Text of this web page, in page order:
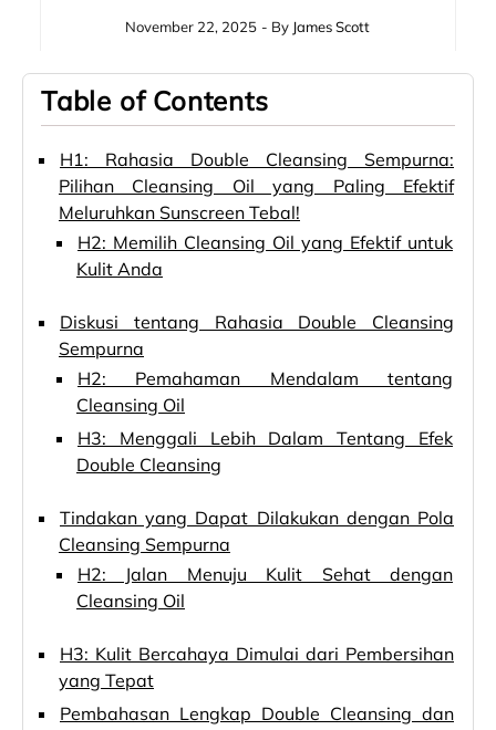
November 22, 2025 - By James Scott
Table of Contents
H1: Rahasia Double Cleansing Sempurna:
Pilihan Cleansing Oil yang Paling Efektif
Meluruhkan Sunscreen Tebal!
H2: Memilih Cleansing Oil yang Efektif untuk
Kulit Anda
Diskusi tentang Rahasia Double Cleansing
Sempurna
H2: Pemahaman Mendalam tentang
Cleansing Oil
H3: Menggali Lebih Dalam Tentang Efek
Double Cleansing
Tindakan yang Dapat Dilakukan dengan Pola
Cleansing Sempurna
H2: Jalan Menuju Kulit Sehat dengan
Cleansing Oil
H3: Kulit Bercahaya Dimulai dari Pembersihan
yang Tepat
Pembahasan Lengkap Double Cleansing dan